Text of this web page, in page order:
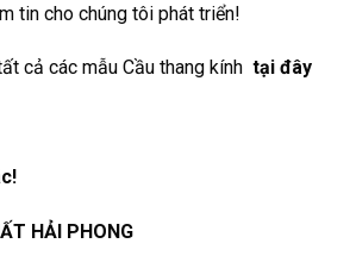
tin cho chúng tôi phát triển!
cả các mẫu Cầu thang kính tại đây
HẢI PHONG